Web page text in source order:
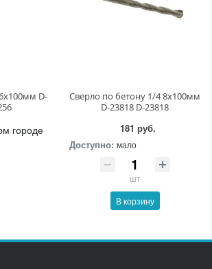
D-
городе
Сверло по бетону 1/4 8x100мм
D-23818 D-23818
181 руб.
Доступно: мало
шт
В корзину